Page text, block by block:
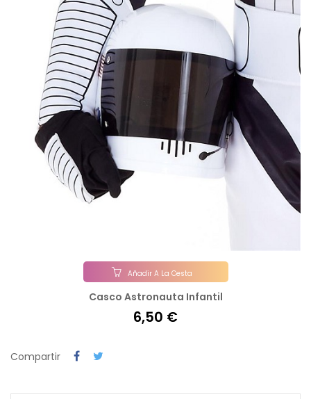
Añadir A La Cesta
Casco Astronauta Infantil
6,50 €
Compartir